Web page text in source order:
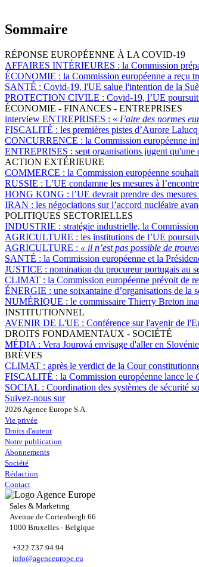
Sommaire
RÉPONSE EUROPÉENNE À LA COVID-19
AFFAIRES INTÉRIEURES : la Commission
ÉCONOMIE : la Commission européenne a reçu
SANTÉ : Covid-19, l'UE salue l'intention de la
PROTECTION CIVILE : Covid-19, l’UE poursuit
ÉCONOMIE - FINANCES - ENTREPRISES
interview ENTREPRISES : « Faire des normes
FISCALITÉ : les premières pistes d’Aurore
CONCURRENCE : la Commission européenne
ENTREPRISES : sept organisations jugent qu'une
ACTION EXTÉRIEURE
COMMERCE : la Commission européenne
RUSSIE : L’UE condamne les mesures à
HONG KONG : l’UE devrait prendre des
IRAN : les négociations sur l’accord nucléaire
POLITIQUES SECTORIELLES
INDUSTRIE : stratégie industrielle, la
AGRICULTURE : les institutions de l’UE
AGRICULTURE : « il n’est pas possible de
SANTÉ : la Commission européenne et la
JUSTICE : nomination du procureur portugais au
CLIMAT : la Commission européenne prévoit de
ÉNERGIE : une soixantaine d’organisations de
NUMÉRIQUE : le commissaire Thierry Breton
INSTITUTIONNEL
AVENIR DE L'UE : Conférence sur l'avenir de
DROITS FONDAMENTAUX - SOCIÉTÉ
MÉDIA : Vera Jourová envisage d'aller en
BRÈVES
CLIMAT : après le verdict de la Cour
FISCALITÉ : la Commission européenne lance le
SOCIAL : Coordination des systèmes de sécurité
Suivez-nous sur
2026 Agence Europe S.A.
Vie privée
Droits d'auteur
Notre publication
Abonnements
Société
Rédaction
Contact
Sales & Marketing
Avenue de Cortenbergh 66
1000 Bruxelles - Belgique
+322 737 94 94
info@agenceurope.eu